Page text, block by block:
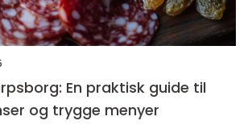
En praktisk guide til
og trygge menyer